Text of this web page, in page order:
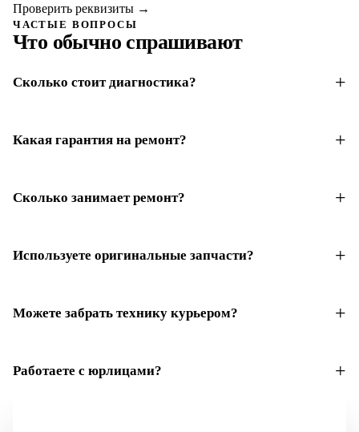
Проверить реквизиты →
ЧАСТЫЕ ВОПРОСЫ
Что обычно спрашивают
Сколько стоит диагностика?
Какая гарантия на ремонт?
Сколько занимает ремонт?
Используете оригинальные запчасти?
Можете забрать технику курьером?
Работаете с юрлицами?